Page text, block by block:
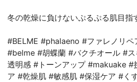
冬の乾燥に負けないぷるぷる肌目指
#BELME #phalaeno #ファレノリペ
#belme #胡蝶蘭 #バクチオール #
透明感 #トーンアップ #makuake #
ア #乾燥肌 #敏感肌 #保湿ケア #く